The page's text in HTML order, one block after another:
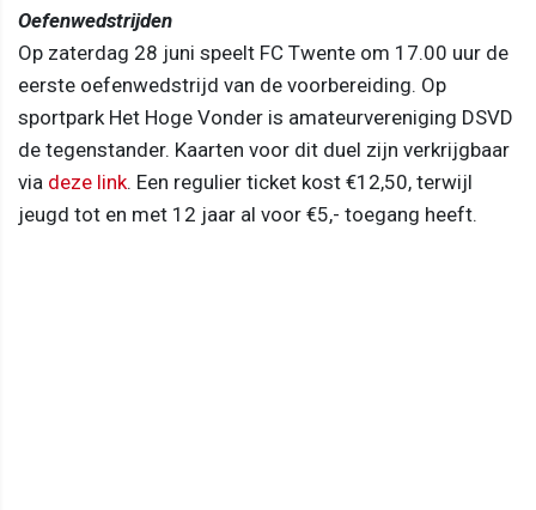
Oefenwedstrijden
Op zaterdag 28 juni speelt FC Twente om 17.00 uur de
eerste oefenwedstrijd van de voorbereiding. Op
sportpark Het Hoge Vonder is amateurvereniging DSVD
de tegenstander. Kaarten voor dit duel zijn verkrijgbaar
via deze link. Een regulier ticket kost €12,50, terwijl
jeugd tot en met 12 jaar al voor €5,- toegang heeft.